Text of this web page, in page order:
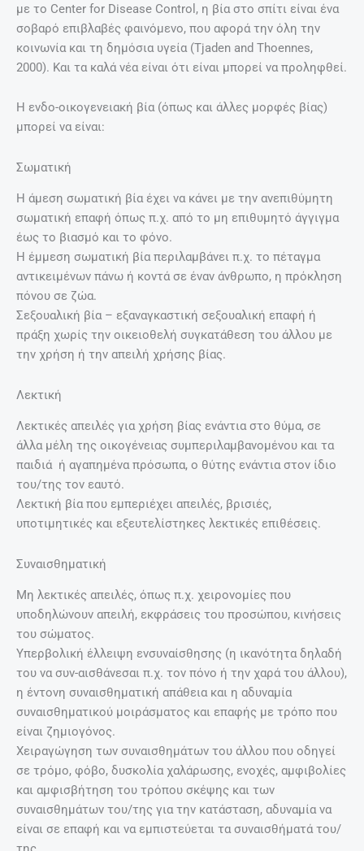
με το Center for Disease Control, η βία στο σπίτι είναι ένα
σοβαρό επιβλαβές φαινόμενο, που αφορά την όλη την
κοινωνία και τη δημόσια υγεία (Tjaden and Thoennes,
2000). Και τα καλά νέα είναι ότι είναι μπορεί να προληφθεί.
Η ενδο-οικογενειακή βία (όπως και άλλες μορφές βίας)
μπορεί να είναι:
Σωματική
Η άμεση σωματική βία έχει να κάνει με την ανεπιθύμητη
σωματική επαφή όπως π.χ. από το μη επιθυμητό άγγιγμα
έως το βιασμό και το φόνο.
Η έμμεση σωματική βία περιλαμβάνει π.χ. το πέταγμα
αντικειμένων πάνω ή κοντά σε έναν άνθρωπο, η πρόκληση
πόνου σε ζώα.
Σεξουαλική βία – εξαναγκαστική σεξουαλική επαφή ή
πράξη χωρίς την οικειοθελή συγκατάθεση του άλλου με
την χρήση ή την απειλή χρήσης βίας.
Λεκτική
Λεκτικές απειλές για χρήση βίας ενάντια στο θύμα, σε
άλλα μέλη της οικογένειας συμπεριλαμβανομένου και τα
παιδιά ή αγαπημένα πρόσωπα, ο θύτης ενάντια στον ίδιο
του/της τον εαυτό.
Λεκτική βία που εμπεριέχει απειλές, βρισιές,
υποτιμητικές και εξευτελίστηκες λεκτικές επιθέσεις.
Συναισθηματική
Μη λεκτικές απειλές, όπως π.χ. χειρονομίες που
υποδηλώνουν απειλή, εκφράσεις του προσώπου, κινήσεις
του σώματος.
Υπερβολική έλλειψη ενσυναίσθησης (η ικανότητα δηλαδή
του να συν-αισθάνεσαι π.χ. τον πόνο ή την χαρά του άλλου),
η έντονη συναισθηματική απάθεια και η αδυναμία
συναισθηματικού μοιράσματος και επαφής με τρόπο που
είναι ζημιογόνος.
Χειραγώγηση των συναισθημάτων του άλλου που οδηγεί
σε τρόμο, φόβο, δυσκολία χαλάρωσης, ενοχές, αμφιβολίες
και αμφισβήτηση του τρόπου σκέψης και των
συναισθημάτων του/της για την κατάσταση, αδυναμία να
είναι σε επαφή και να εμπιστεύεται τα συναισθήματά του/